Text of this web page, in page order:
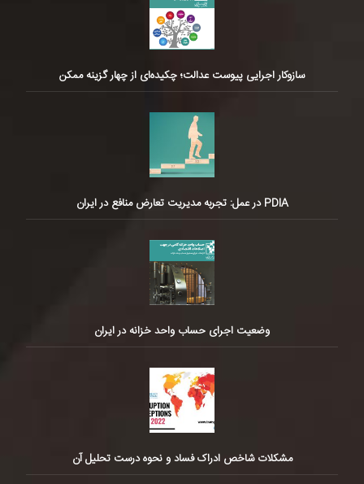
سازوکار اجرایی پیوست عدالت؛ چکیده‌ای از چهار گزینه ممکن
PDIA در عمل: تجربه مدیریت تعارض منافع در ایران
وضعیت اجرای حساب واحد خزانه در ایران
مشکلات شاخص ادراک فساد و نحوه درست تحلیل آن